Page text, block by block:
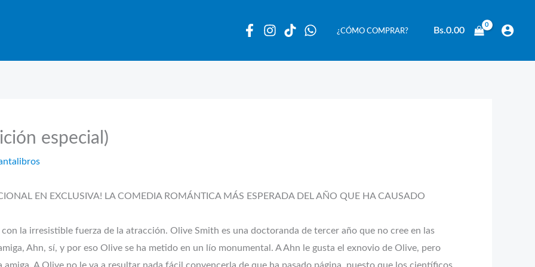
¿CÓMO COMPRAR? Bs.0.00
especial)
EN EXCLUSIVA! LA COMEDIA ROMÁNTICA MÁS ESPERADA DEL AÑO QUE HA CAUSADO
la irresistible fuerza de la atracción. Olive Smith es una doctoranda de tercer año que no cree en las
Ahn, sí, y por eso Olive se ha metido en un lío monumental. A Ahn le gusta el exnovio de Olive, pero